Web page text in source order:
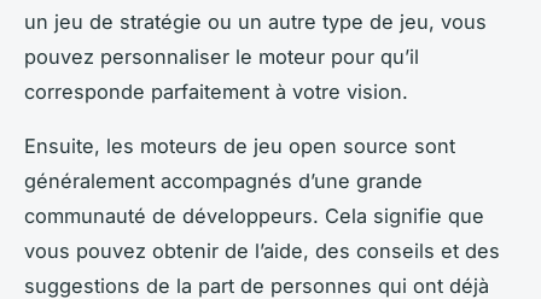
un jeu de stratégie ou un autre type de jeu, vous
pouvez personnaliser le moteur pour qu’il
corresponde parfaitement à votre vision.
Ensuite, les moteurs de jeu open source sont
généralement accompagnés d’une grande
communauté de développeurs. Cela signifie que
vous pouvez obtenir de l’aide, des conseils et des
suggestions de la part de personnes qui ont déjà